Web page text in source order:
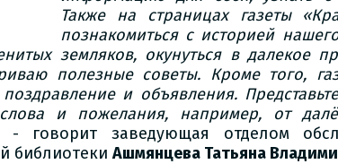
Также на страницах газеты
познакомиться с историей
земляков, окунуться в далекое
полезные советы. Кроме того,
поздравление и объявления.
и пожелания, например, от
- говорит заведующая отделом
библиотекиАшмянцева Татьяна